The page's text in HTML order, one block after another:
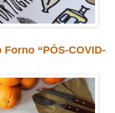
“PÓS-COVID-